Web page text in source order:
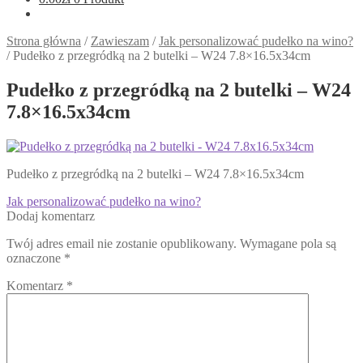
Strona główna / Zawieszam /Jak personalizować pudełko na wino?
/Pudełko z przegródką na 2 butelki – W24 7.8×16.5x34cm
Pudełko z przegródką na 2 butelki – W24
7.8×16.5x34cm
Pudełko z przegródką na 2 butelki – W24 7.8×16.5x34cm
Nawigacja
wpisu
Poprzedni
wpis:
Jak personalizować pudełko na wino?
Dodaj komentarz
Twój adres email nie zostanie opublikowany. Wymagane pola są
oznaczone *
Komentarz *